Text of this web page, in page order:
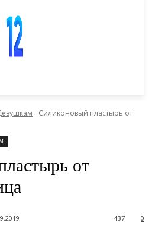
Силиконовый пластырь от
от
0
437